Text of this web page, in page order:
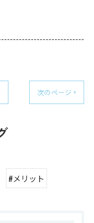
次のページ >
#メリット